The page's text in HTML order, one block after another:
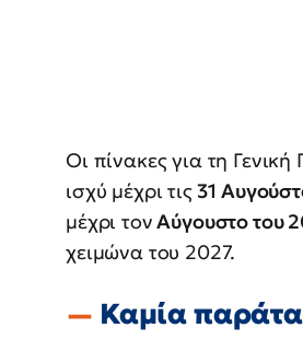
Οι πίνακες για τη Γενική
ισχύ μέχρι τις31
μέχρι τονΑύγουστο του
χειμώνα του 2027.
Καμία